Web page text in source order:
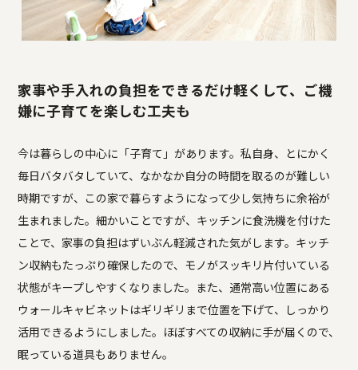
家事や手入れの負担をできるだけ軽くして、ご機
嫌に子育てを楽しむ工夫も
今は暮らしの中心に「子育て」があります。私自身、とにかく
毎日バタバタしていて、なかなか自分の時間を取るのが難しい
時期ですが、この家で暮らすようになって少し気持ちに余裕が
生まれました。細かいことですが、キッチンに食洗機を付けた
ことで、家事の負担はずいぶん軽減された気がします。キッチ
ン収納もたっぷり確保したので、モノがスッキリ片付いている
状態がキープしやすくなりました。また、通常高い位置にある
ウォールキャビネットはギリギリまで位置を下げて、しっかり
活用できるようにしました。ほぼすべての収納に手が届くので、
眠っている道具もありません。